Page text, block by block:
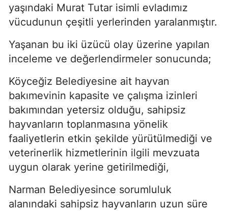
yaşındaki Murat Tutar isimli evladımız
vücudunun çeşitli yerlerinden yaralanmıştır.
Yaşanan bu iki üzücü olay üzerine yapılan
inceleme ve değerlendirmeler sonucunda;
Köyceğiz Belediyesine ait hayvan
bakımevinin kapasite ve çalışma izinleri
bakımından yetersiz olduğu, sahipsiz
hayvanların toplanmasına yönelik
faaliyetlerin etkin şekilde yürütülmediği ve
veterinerlik hizmetlerinin ilgili mevzuata
uygun olarak yerine getirilmediği,
Narman Belediyesince sorumluluk
alanındaki sahipsiz hayvanların uzun süre